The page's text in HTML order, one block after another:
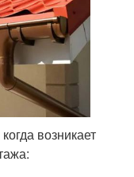
возникает